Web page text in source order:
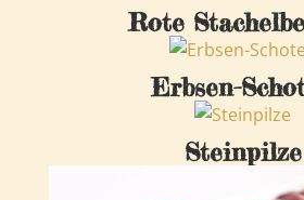
Rote
Erbsen-
Steinpilze